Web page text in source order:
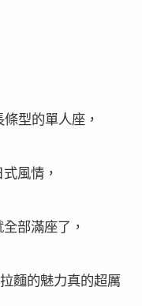
型的單人座，
風情，
部滿座了，
麵的魅力真的超厲